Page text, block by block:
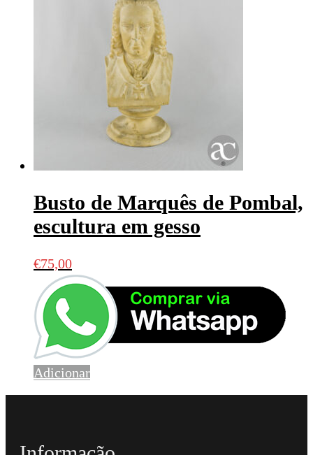
Busto de Marquês de Pombal,
escultura em gesso
€75,00
Adicionar